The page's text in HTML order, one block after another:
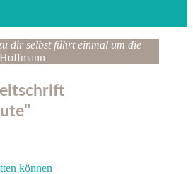
dir selbst führt einmal um die
können